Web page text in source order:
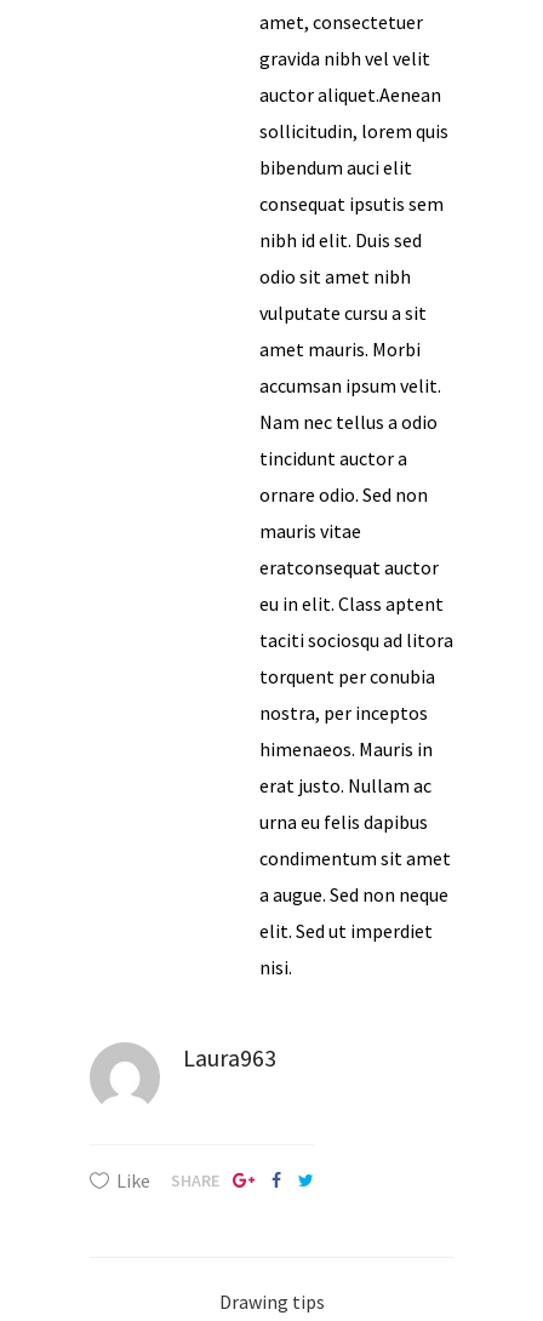
amet, consectetuer
gravida nibh vel velit
auctor aliquet.Aenean
sollicitudin, lorem quis
bibendum auci elit
consequat ipsutis sem
nibh id elit. Duis sed
odio sit amet nibh
vulputate cursu a sit
amet mauris. Morbi
accumsan ipsum velit.
Nam nec tellus a odio
tincidunt auctor a
ornare odio. Sed non
mauris vitae
eratconsequat auctor
eu in elit. Class aptent
taciti sociosqu ad litora
torquent per conubia
nostra, per inceptos
himenaeos. Mauris in
erat justo. Nullam ac
urna eu felis dapibus
condimentum sit amet
a augue. Sed non neque
elit. Sed ut imperdiet
nisi.
Laura963
SHARE
Like
Drawing tips